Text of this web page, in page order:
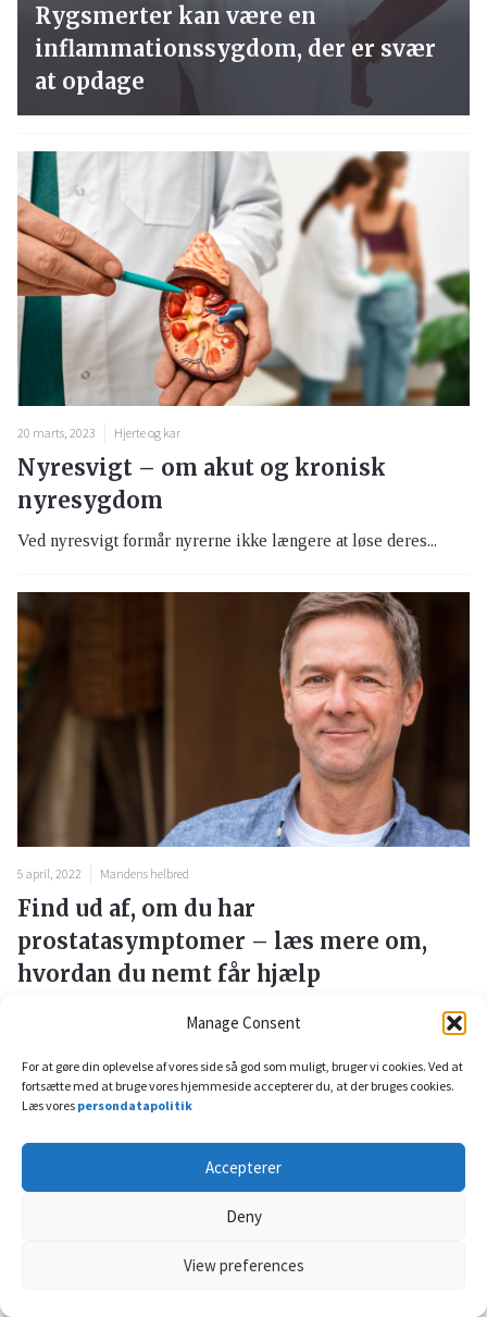
Manage Consent
For at gøre din oplevelse af vores side så god som muligt, bruger vi cookies. Ved at
fortsætte med at bruge vores hjemmeside accepterer du, at der bruges cookies.
Læs vores persondatapolitik
Accepterer
Deny
View preferences
20 marts, 2023 Hjerte og kar
Nyresvigt – om akut og kronisk
nyresygdom
Ved nyresvigt formår nyrerne ikke længere at løse deres...
5 april, 2022 Mandens helbred
Find ud af, om du har
prostatasymptomer – læs mere om,
hvordan du nemt får hjælp
Aldersrelateret prostataforstørrelse opstår hos de fles...
Rygsmerter kan være en
inflammationssygdom, der er svær
at opdage